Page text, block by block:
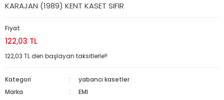
KARAJAN (1989) KENT KASET SIFIR
Fiyat
122,03 TL
122,03 TL den başlayan taksitlerle!!
Kategori
yabancı kasetler
Marka
EMI